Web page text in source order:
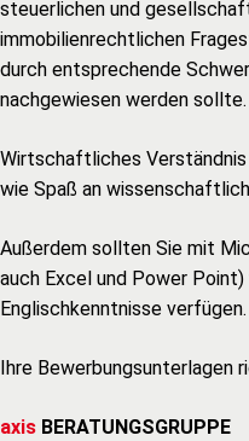
steuerlichen und
immobilienrechtlichen
durch entsprechende
nachgewiesen werden sollte.
Wirtschaftliches
wie Spaß an
Außerdem sollten Sie mit
auch Excel und Power
Englischkenntnisse verfügen.
Ihre Bewerbungsunterlagen
axis BERATUNGSGRUPPE